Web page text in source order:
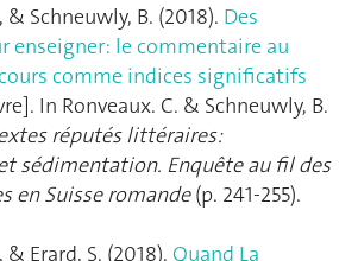
& Schneuwly, B. (2018). Des
enseigner: le commentaire au
comme indices significatifs
In Ronveaux. C. & Schneuwly, B.
réputés littéraires:
sédimentation. Enquête au fil des
en Suisse romande(p. 241‑255).
Erard, S. (2018). Quand La